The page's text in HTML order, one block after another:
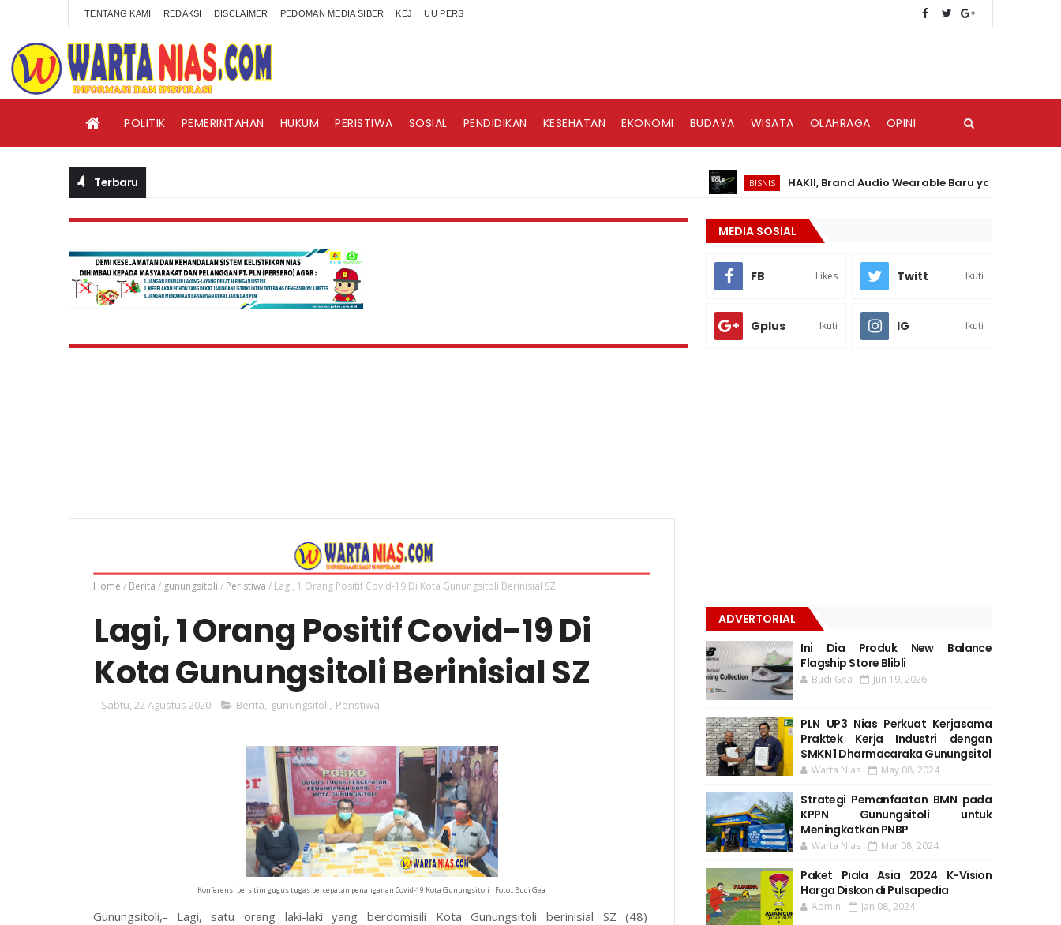
TENTANG KAMI REDAKSI DISCLAIMER PEDOMAN MEDIA SIBER KEJ UU PERS
POLITIK PEMERINTAHAN HUKUM PERISTIWA SOSIAL PENDIDIKAN KESEHATAN EKONOMI BUDAYA WISATA OLAHRAGA OPINI
Terbaru BISNIS HAKII, Brand Audio Wearable Baru yang Hadir di Pasar
Home / Berita / gunungsitoli / Peristiwa / Lagi, 1 Orang Positif Covid-19 Di Kota Gunungsitoli Berinisial SZ
Lagi, 1 Orang Positif Covid-19 Di
Kota Gunungsitoli Berinisial SZ
Sabtu, 22 Agustus 2020 Berita gunungsitoli Peristiwa
Konferensi pers tim gugus tugas percepatan penanganan Covid-19 Kota Gunungsitoli |Foto:, Budi Gea
Gunungsitoli,- Lagi, satu orang laki-laki yang berdomisili Kota Gunungsitoli berinisial SZ (48)
MEDIA SOSIAL
FB Likes Twitt Ikuti
Gplus Ikuti IG Ikuti
ADVERTORIAL
Ini Dia Produk New Balance
Flagship Store Blibli
Budi Gea Jun 19, 2026
PLN UP3 Nias Perkuat Kerjasama
Praktek Kerja Industri dengan
SMKN 1 Dharmacaraka Gunungsitol
Warta Nias May 08, 2024
Strategi Pemanfaatan BMN pada
KPPN Gunungsitoli untuk
Meningkatkan PNBP
Warta Nias Mar 08, 2024
Paket Piala Asia 2024 K-Vision
Harga Diskon di Pulsapedia
Admin Jan 08, 2024